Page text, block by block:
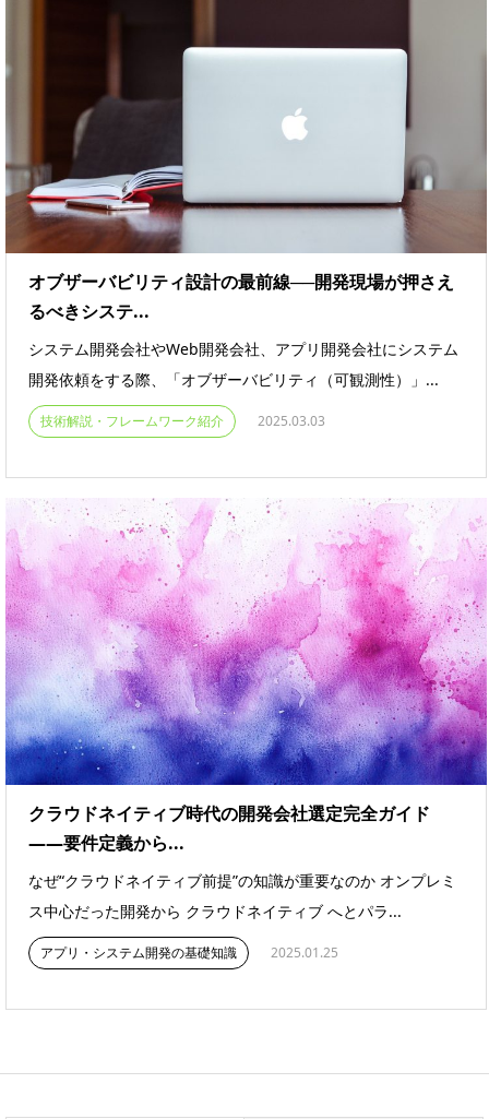
オブザーバビリティ設計の最前線──開発現場が押さえ
るべきシステ...
システム開発会社やWeb開発会社、アプリ開発会社にシステム
開発依頼をする際、「オブザーバビリティ（可観測性）」...
技術解説・フレームワーク紹介 2025.03.03
クラウドネイティブ時代の開発会社選定完全ガイド
――要件定義から...
なぜ“クラウドネイティブ前提”の知識が重要なのか オンプレミ
ス中心だった開発から クラウドネイティブ へとパラ...
アプリ・システム開発の基礎知識 2025.01.25